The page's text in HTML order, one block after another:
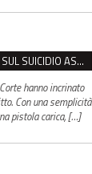
AFFONDO DEI VESCOVI EMILIANI SUL SUICIDIO ASSISTITO: “È CONTRO IL VALORE DELLA PERSONA”
hanno incrinato
Con una semplicità
pistola carica, […]